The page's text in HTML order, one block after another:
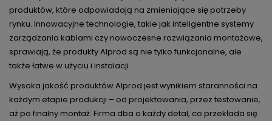
produktów, które odpowiadają na zmieniające się potrzeby
rynku. Innowacyjne technologie, takie jak inteligentne systemy
zarządzania kablami czy nowoczesne rozwiązania montażowe,
sprawiają, że produkty Alprod są nie tylko funkcjonalne, ale
także łatwe w użyciu i instalacji.
Wysoka jakość produktów Alprod jest wynikiem staranności na
każdym etapie produkcji – od projektowania, przez testowanie,
aż po finalny montaż. Firma dba o każdy detal, co przekłada się